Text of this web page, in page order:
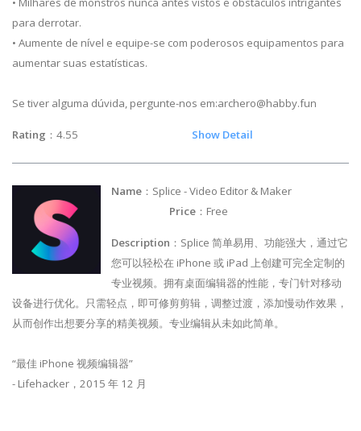
para derrotar.
• Aumente de nível e equipe-se com poderosos equipamentos para
aumentar suas estatísticas.
Se tiver alguma dúvida, pergunte-nos em:archero@habby.fun
Rating ：4.55 Show Detail
Name ：Splice - Video Editor & Maker
Price ：Free
Description ：Splice 简单易用、功能强大，通过它
您可以轻松在 iPhone 或 iPad 上创建可完全定制的
专业视频。拥有桌面编辑器的性能，专门针对移动
设备进行优化。只需轻点，即可修剪剪辑，调整过渡，添加慢动作效果，
从而创作出想要分享的精美视频。专业编辑从未如此简单。
“最佳 iPhone 视频编辑器”
- Lifehacker，2015 年 12 月